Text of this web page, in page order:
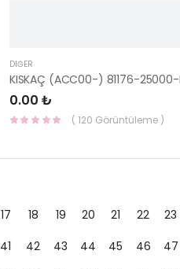
DIĞER
KISKAÇ (ACC00-) 81176-
0.00 ₺
( 120 Görüntüleme )
17 18 19 20 21 22 23
41 42 43 44 45 46 47